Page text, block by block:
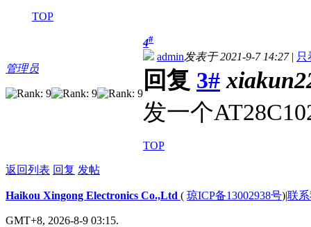
TOP
管理员
4#
admin发表于 2021-9-7 14:27| 只
回复 3#
发一个
TOP
返回列表 回复 发帖
Haikou Xingong Electronics Co.,Ltd ( 琼ICP备13002938号)|联
GMT+8, 2026-8-9 03:15.